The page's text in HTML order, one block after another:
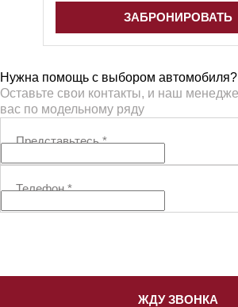
ЗАБРОНИРОВАТЬ
Нужна помощь с выбором автомобиля?
Оставьте свои контакты, и наш
вас по модельному ряду
Представьтесь*
Телефон*
ЖДУ ЗВОНКА